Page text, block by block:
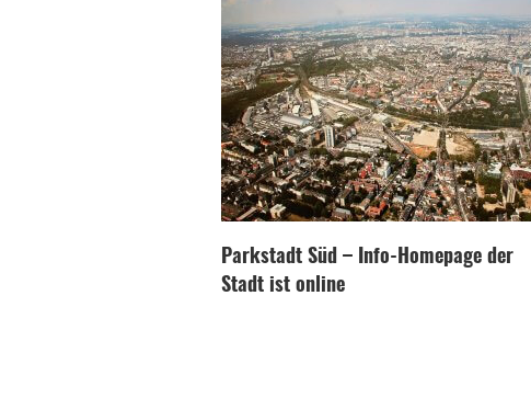
Parkstadt Süd – Info-Homepage der
Stadt ist online